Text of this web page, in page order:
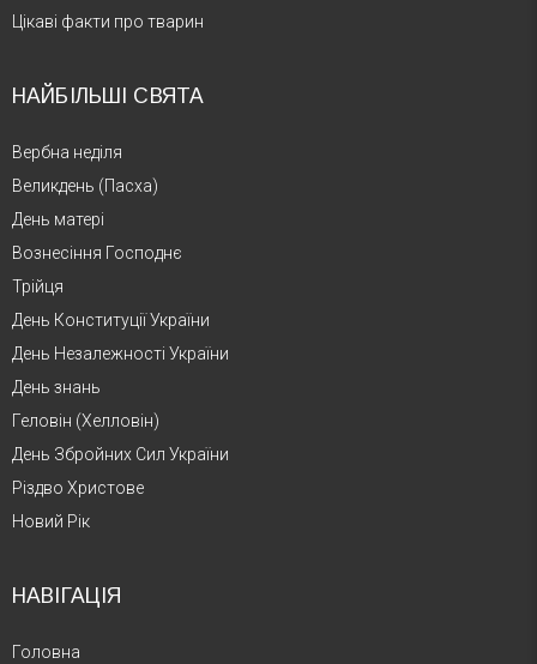
Цікаві факти про тварин
НАЙБІЛЬШІ СВЯТА
Вербна неділя
Великдень (Пасха)
День матері
Вознесіння Господнє
Трійця
День Конституції України
День Незалежності України
День знань
Геловін (Хелловін)
День Збройних Сил України
Різдво Христове
Новий Рік
НАВІГАЦІЯ
Головна